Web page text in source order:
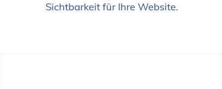
Sichtbarkeit für Ihre Website.